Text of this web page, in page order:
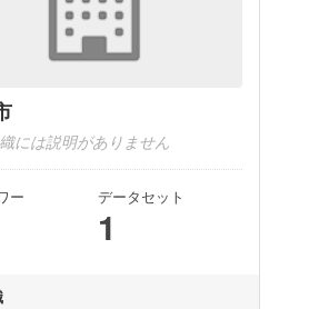
には説明がありません
ー データセット
1